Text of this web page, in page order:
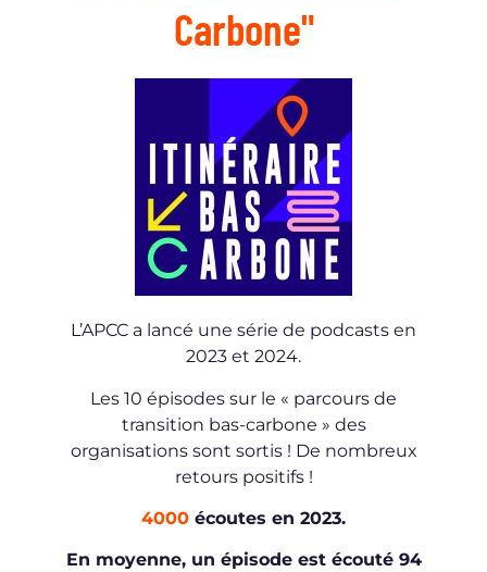
Carbone"
L’APCC a lancé une série de podcasts en
2023 et 2024.
Les 10 épisodes sur le « parcours de
transition bas-carbone » des
organisations sont sortis ! De nombreux
retours positifs !
4000 écoutes en 2023.
En moyenne, un épisode est écouté 94